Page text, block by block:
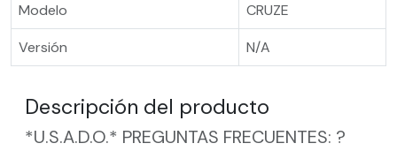
Modelo
CRUZE
Versión
N/A
Descripción del producto
*U.S.A.D.O.* PREGUNTAS FRECUENTES: ?